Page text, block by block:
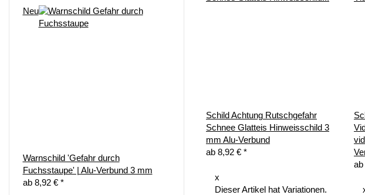
Schild Achtung Rutschgefahr
Schnee Glatteis Hinweisschild 3
mm Alu-Verbund
ab 8,92 € *
x
Dieser Artikel hat Variationen.
ab
Neu
Warnschild 'Gefahr durch
Fuchsstaupe' | Alu-Verbund 3 mm
ab 8,92 € *